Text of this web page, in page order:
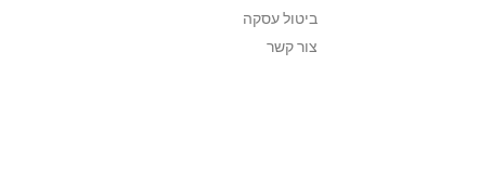
ביטול עסקה
צור קשר